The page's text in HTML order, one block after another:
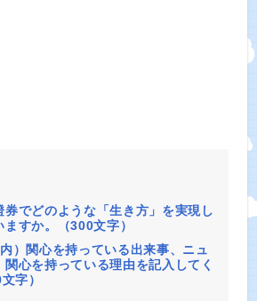
券でどのような「生き方」を実現し
すか。（300文字）
）関心を持っている出来事、ニュ
関心を持っている理由を記入してく
字）